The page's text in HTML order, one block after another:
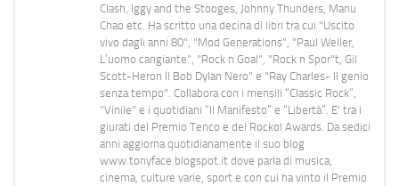
Clash, Iggy and the Stooges, Johnny Thunders, Manu
Chao etc. Ha scritto una decina di libri tra cui "Uscito
vivo dagli anni 80", "Mod Generations", "Paul Weller,
L’uomo cangiante", "Rock n Goal", "Rock n Spor"t, Gil
Scott-Heron Il Bob Dylan Nero" e "Ray Charles- Il genio
senza tempo". Collabora con i mensili “Classic Rock”,
"Vinile" e i quotidiani “Il Manifesto” e “Libertà”. E' tra i
giurati del Premio Tenco e del Rockol Awards. Da sedici
anni aggiorna quotidianamente il suo blog
www.tonyface.blogspot.it dove parla di musica,
cinema, culture varie, sport e con cui ha vinto il Premio